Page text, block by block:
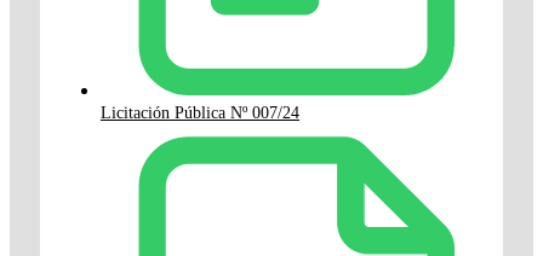
Licitación Pública Nº 007/24